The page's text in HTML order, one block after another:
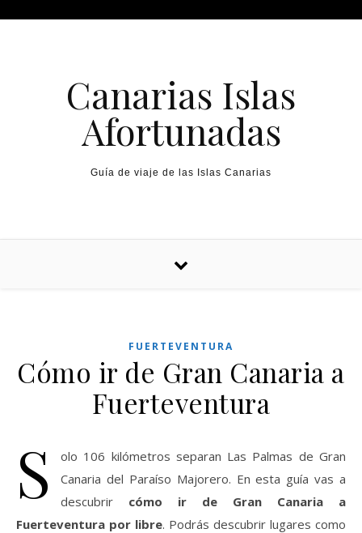
Canarias Islas
Afortunadas
Guía de viaje de las Islas Canarias
FUERTEVENTURA
Cómo ir de Gran Canaria a
Fuerteventura
S
olo 106 kilómetros separan Las Palmas de Gran
Canaria del Paraíso Majorero. En esta guía vas a
descubrir cómo ir de Gran Canaria a
Fuerteventura por libre. Podrás descubrir lugares como